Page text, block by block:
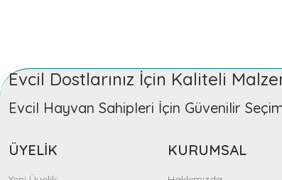
Evcil Dostlarınız İçin Kaliteli
Evcil Hayvan Sahipleri İçin Güvenilir
ÜYELİK KURUMSAL